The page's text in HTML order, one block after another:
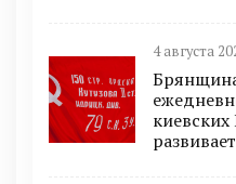
4 августа